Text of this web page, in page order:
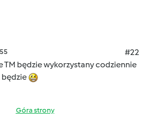
#22
TM będzie wykorzystany codziennie
będzie
Góra strony